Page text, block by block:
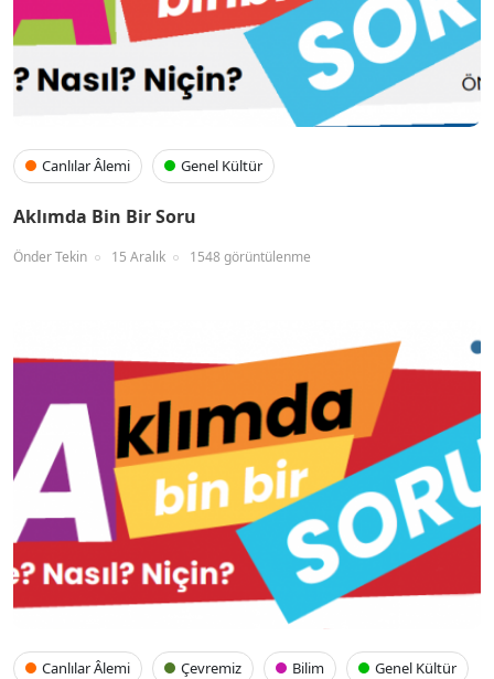
Canlılar Âlemi Genel Kültür
Aklımda Bin Bir Soru
Önder Tekin 15 Aralık 1548 görüntülenme
Canlılar Âlemi Çevremiz Bilim Genel Kültür